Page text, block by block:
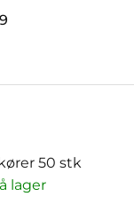
50 stk
lager